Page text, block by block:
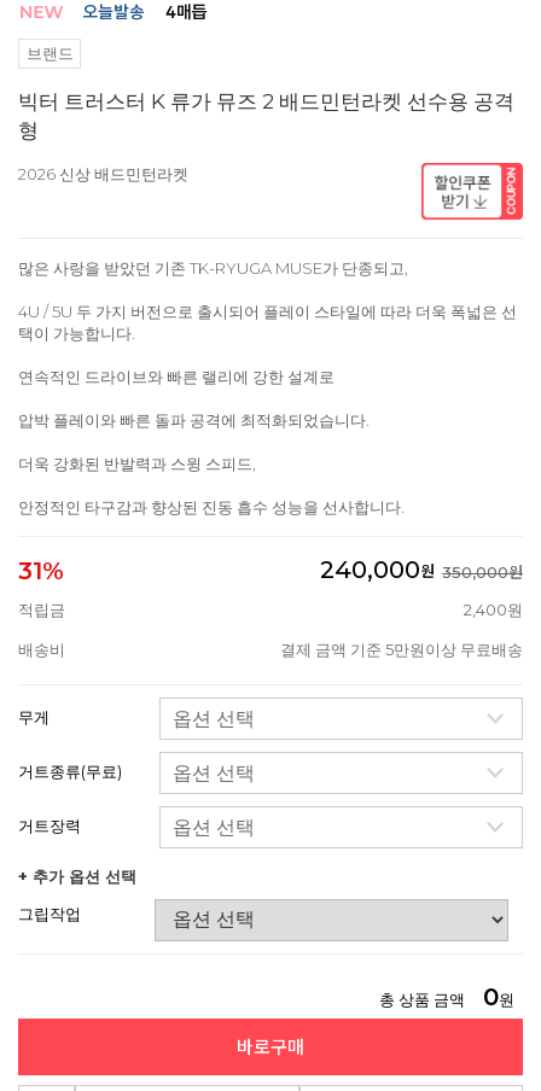
브랜드
빅터 트러스터 K 류가 뮤즈 2 배드민턴라켓 선수용 공격
형
2026 신상 배드민턴라켓
많은 사랑을 받았던 기존 TK-RYUGA MUSE가 단종되고,
4U / 5U 두 가지 버전으로 출시되어 플레이 스타일에 따라 더욱 폭넓은 선
택이 가능합니다.
연속적인 드라이브와 빠른 랠리에 강한 설계로
압박 플레이와 빠른 돌파 공격에 최적화되었습니다.
더욱 강화된 반발력과 스윙 스피드,
안정적인 타구감과 향상된 진동 흡수 성능을 선사합니다.
31% 240,000원 350,000원
적립금
2,400원
배송비 결제 금액 기준 5만원이상 무료배송
무게
거트종류(무료)
거트장력
+ 추가 옵션 선택
그립작업
총 상품 금액 0원
바로구매